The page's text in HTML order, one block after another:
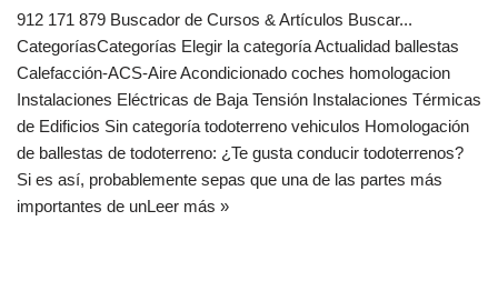
912 171 879 Buscador de Cursos & Artículos Buscar...
CategoríasCategorías Elegir la categoría Actualidad ballestas
Calefacción-ACS-Aire Acondicionado coches homologacion
Instalaciones Eléctricas de Baja Tensión Instalaciones Térmicas
de Edificios Sin categoría todoterreno vehiculos Homologación
de ballestas de todoterreno: ¿Te gusta conducir todoterrenos?
Si es así, probablemente sepas que una de las partes más
importantes de unLeer más »